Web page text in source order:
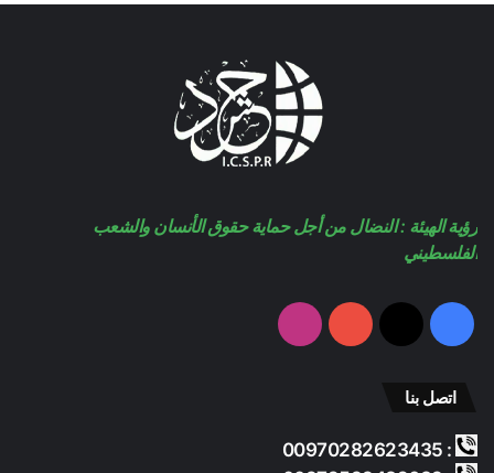
رؤية الهيئة : النضال من أجل حماية حقوق الأنسان والشعب
الفلسطيني
فيسبوك ‫X
‫YouTubeانستقرام
اتصل بنا
: 00970282623435